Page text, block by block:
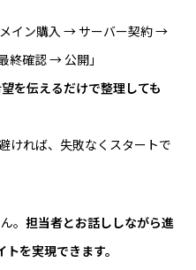
イン購入 → サーバー契約 →
確認 → 公開」
を伝えるだけで整理しても
ければ、失敗なくスタートで
。 担当者とお話ししながら進
を実現できます。